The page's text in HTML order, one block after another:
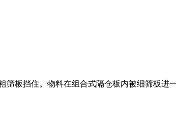
板挡住。物料在组合式隔仓板内被细筛板进